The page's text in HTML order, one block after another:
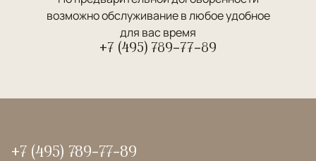
возможно обслуживание в любое удобное
для вас время
+7 (495) 789-77-89
+7 (495) 789-77-89